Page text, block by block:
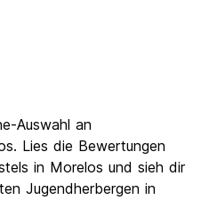
Auswahl an
Lies die Bewertungen
in Morelos und sieh dir
Jugendherbergen in